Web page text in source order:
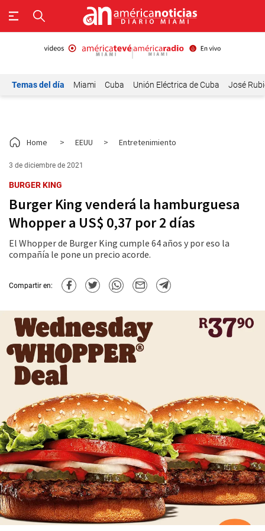
Temas del día Miami Cuba Unión Eléctrica de Cuba José
Home > EEUU > Entretenimiento
3 de diciembre de 2021
BURGER KING
Burger King venderá la hamburguesa
Whopper a US$ 0,37 por 2 días
El Whopper de Burger King cumple 64 años y por eso la
compañía le pone un precio acorde.
Compartir en: